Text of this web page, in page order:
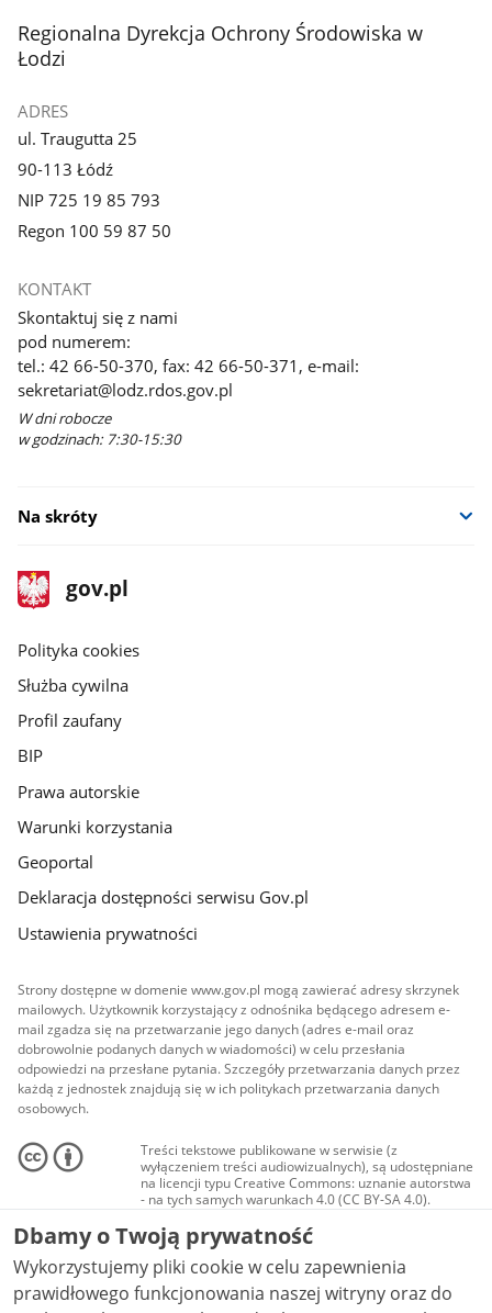
stopka
Regionalna Dyrekcja Ochrony Środowiska w
Łodzi
ADRES
ul. Traugutta 25
90-113 Łódź
NIP 725 19 85 793
Regon 100 59 87 50
KONTAKT
Skontaktuj się z nami
pod numerem:
tel.: 42 66-50-370, fax: 42 66-50-371, e-mail:
sekretariat@lodz.rdos.gov.pl
W dni robocze
w godzinach: 7:30-15:30
Na skróty
stopka
gov.pl
Strona
gov.pl
gov.pl
Polityka cookies
Służba cywilna
Profil zaufany
BIP
Prawa autorskie
Warunki korzystania
Geoportal
Deklaracja dostępności serwisu Gov.pl
Ustawienia prywatności
Strony dostępne w domenie www.gov.pl mogą zawierać adresy skrzynek
mailowych. Użytkownik korzystający z odnośnika będącego adresem e-
mail zgadza się na przetwarzanie jego danych (adres e-mail oraz
dobrowolnie podanych danych w wiadomości) w celu przesłania
odpowiedzi na przesłane pytania. Szczegóły przetwarzania danych przez
każdą z jednostek znajdują się w ich politykach przetwarzania danych
osobowych.
Treści tekstowe publikowane w serwisie (z
wyłączeniem treści audiowizualnych), są udostępniane
na licencji typu Creative Commons: uznanie autorstwa
- na tych samych warunkach 4.0 (CC BY-SA 4.0).
Materiały audiowizualne, w tym zdjęcia, materiały
audio i wideo, są udostępniane na licencji typu
Creative Commons: uznanie autorstwa użycie
niekomercyjne - bez utworów zależnych 4.0 (CC BY-
NC-ND 4.0), o ile nie jest to stwierdzone inaczej.
Dbamy o Twoją prywatność
Wykorzystujemy pliki cookie w celu zapewnienia
prawidłowego funkcjonowania naszej witryny oraz do